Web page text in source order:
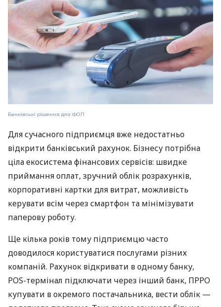
Банківські рішення для ФОП
Для сучасного підприємця вже недостатньо
відкрити банківський рахунок. Бізнесу потрібна
ціла екосистема фінансових сервісів: швидке
приймання оплат, зручний облік розрахунків,
корпоративні картки для витрат, можливість
керувати всім через смартфон та мінімізувати
паперову роботу.
Ще кілька років тому підприємцю часто
доводилося користуватися послугами різних
компаній. Рахунок відкривати в одному банку,
POS-термінал підключати через інший банк, ПРРО
купувати в окремого постачальника, вести облік —